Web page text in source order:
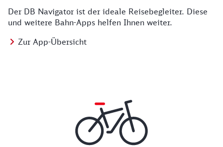
Der DB Navigator ist der ideale Reisebegleiter. Diese
und weitere Bahn-Apps helfen Ihnen weiter.
Zur App-Übersicht